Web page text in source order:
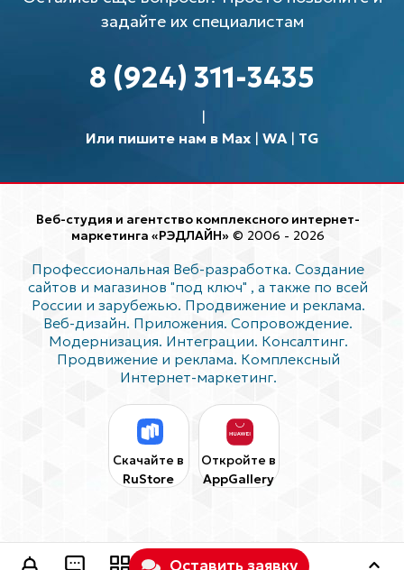
задайте их специалистам
8 (924) 311-3435
Или пишите нам в Max| WA| TG
Веб-студия и агентство комплексного интернет-
маркетинга «РЭДЛАЙН» © 2006 - 2026
Профессиональная Веб-разработка. Создание
сайтов и магазинов "под ключ" , а также по всей
России и зарубежью. Продвижение и реклама.
Веб-дизайн. Приложения. Сопровождение.
Модернизация. Интеграции. Консалтинг.
Продвижение и реклама. Комплексный
Интернет-маркетинг.
Скачайте в
RuStore
Откройте в
AppGallery
Оставить заявку